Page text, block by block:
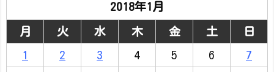
2018年1月
月 火 水 木 金 土 日
1 2 3 4 5 6 7